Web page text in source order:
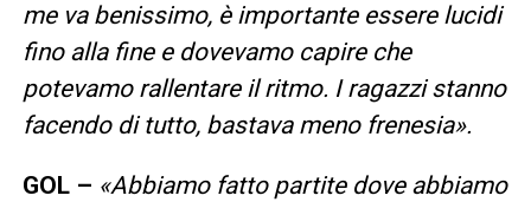
me va benissimo, è importante essere lucidi
fino alla fine e dovevamo capire che
potevamo rallentare il ritmo. I ragazzi stanno
facendo di tutto, bastava meno frenesia».
GOL – «Abbiamo fatto partite dove abbiamo